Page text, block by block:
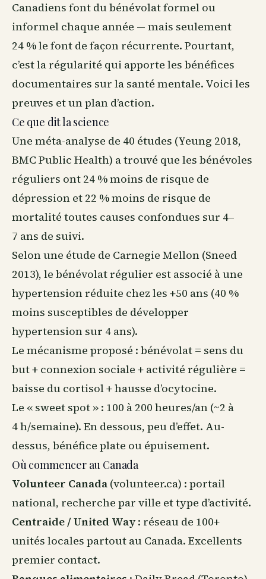
Canadiens font du bénévolat formel ou
informel chaque année — mais seulement
24 % le font de façon récurrente. Pourtant,
c’est la régularité qui apporte les bénéfices
documentaires sur la santé mentale. Voici les
preuves et un plan d’action.
Ce que dit la science
Une méta-analyse de 40 études (Yeung 2018,
BMC Public Health) a trouvé que les bénévoles
réguliers ont 24 % moins de risque de
dépression et 22 % moins de risque de
mortalité toutes causes confondues sur 4–
7 ans de suivi.
Selon une étude de Carnegie Mellon (Sneed
2013), le bénévolat régulier est associé à une
hypertension réduite chez les +50 ans (40 %
moins susceptibles de développer
hypertension sur 4 ans).
Le mécanisme proposé : bénévolat = sens du
but + connexion sociale + activité régulière =
baisse du cortisol + hausse d’ocytocine.
Le « sweet spot » : 100 à 200 heures/an (~2 à
4 h/semaine). En dessous, peu d’effet. Au-
dessus, bénéfice plate ou épuisement.
Où commencer au Canada
Volunteer Canada (volunteer.ca) : portail
national, recherche par ville et type d’activité.
Centraide / United Way: réseau de 100+
unités locales partout au Canada. Excellents
premier contact.